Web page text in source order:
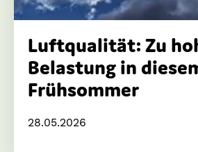
Luftqualität: Zu
Belastung in
Frühsommer
28.05.2026